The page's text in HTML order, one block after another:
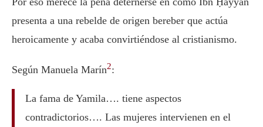
presenta a una rebelde de origen bereber que actúa
heroicamente y acaba convirtiéndose al cristianismo.
Según Manuela Marín2:
La fama de Yamila…. tiene aspectos
contradictorios…. Las mujeres intervienen en el